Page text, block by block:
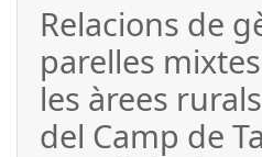
Relacions de
parelles
les àrees
del Camp de